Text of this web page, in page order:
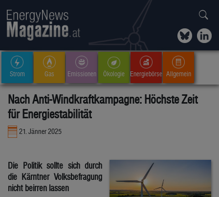
Strom Gas Emissionen Ökologie Energiebörse Allgemein
Nach Anti-Windkraftkampagne: Höchste Zeit
für Energiestabilität
21. Jänner 2025
Die Politik sollte sich durch
die Kärntner Volksbefragung
nicht beirren lassen